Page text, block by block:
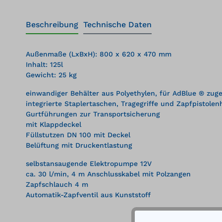
Beschreibung Technische Daten
Außenmaße (LxBxH): 800 x 620 x 470 mm
Inhalt: 125l
Gewicht: 25 kg
einwandiger Behälter aus Polyethylen, für AdBlue ®
integrierte Staplertaschen, Tragegriffe und
Gurtführungen zur Transportsicherung
mit Klappdeckel
Füllstutzen DN 100 mit Deckel
Belüftung mit Druckentlastung
selbstansaugende Elektropumpe 12V
ca. 30 l/min, 4 m Anschlusskabel mit Polzangen
Zapfschlauch 4 m
Automatik-Zapfventil aus Kunststoff